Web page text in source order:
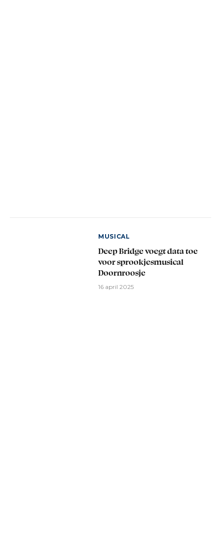
MUSICAL
Deep Bridge voegt data toe
voor sprookjesmusical
Doornroosje
16 april 2025